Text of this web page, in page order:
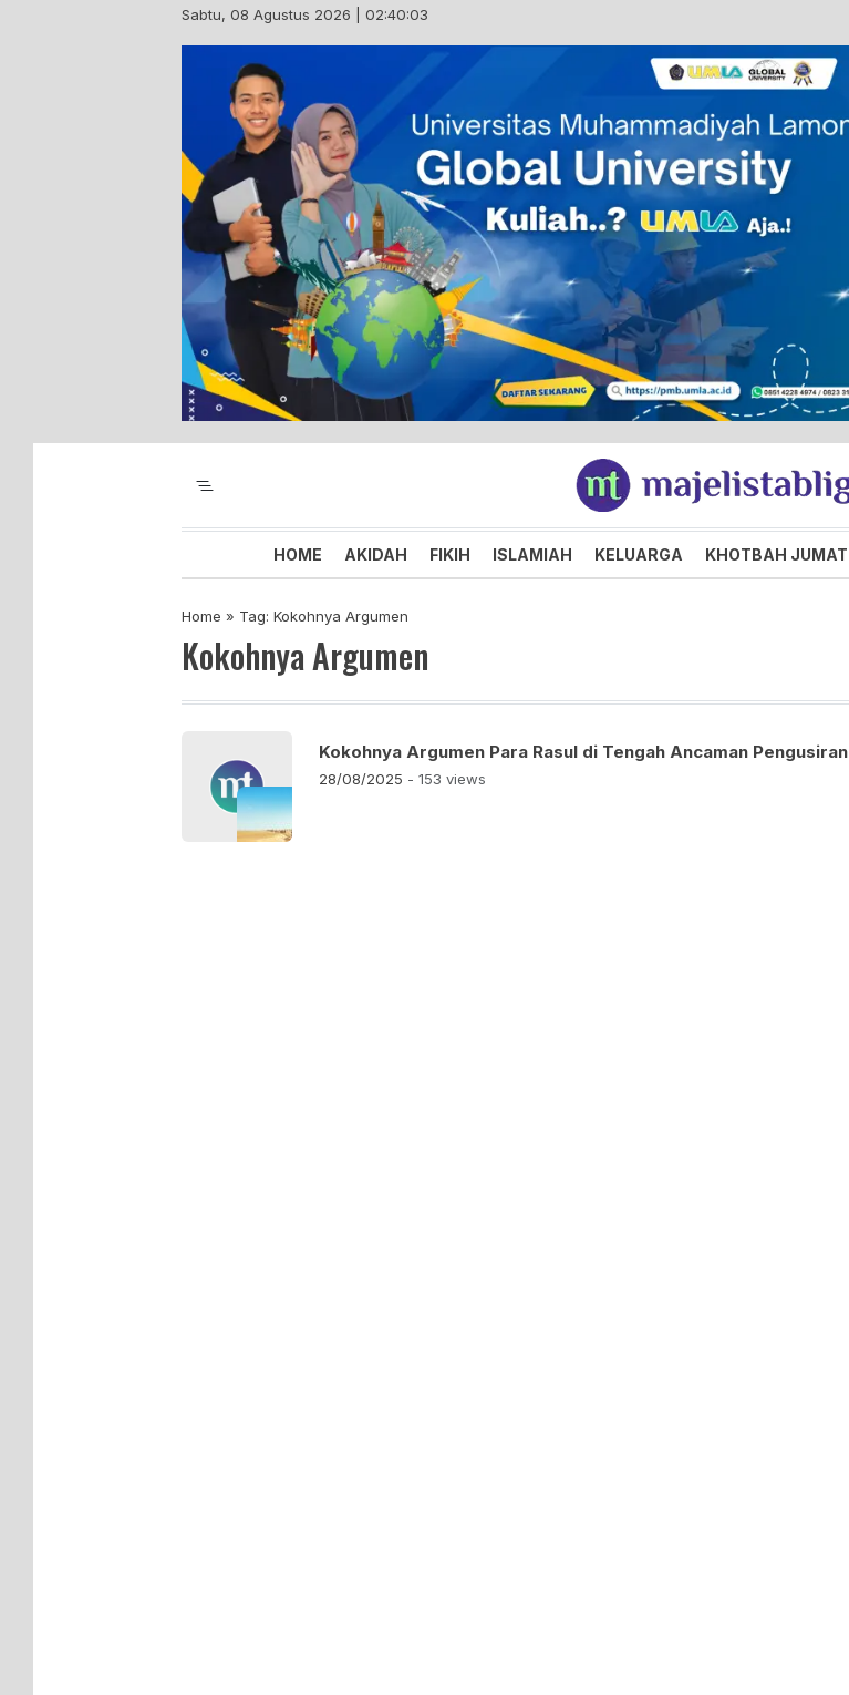
Sabtu, 08 Agustus 2026 | 02:40:04
Majelis Tabligh Muhammadiyah
Syiar Dakwah Islam Berkemajuan dan Menggembirakan
HOME AKIDAH FIKIH ISLAMIAH KELUARGA KHOTBAH JUMAT
Home » Tag: Kokohnya Argumen
Kokohnya Argumen
Kokohnya Argumen Para Rasul di Tengah Ancaman Pengusiran
28/08/2025 - 153 views